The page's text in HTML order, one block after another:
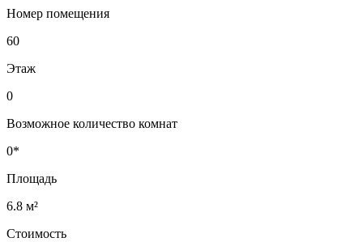
Номер помещения
60
Этаж
0
Возможное количество комнат
0*
Площадь
6.8 м²
Стоимость